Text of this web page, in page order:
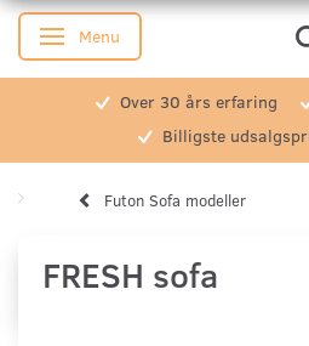
Skifte navigation
Menu
Over 30 års erfaring
Billigste
Futon Sofa modeller
FRESH sofa